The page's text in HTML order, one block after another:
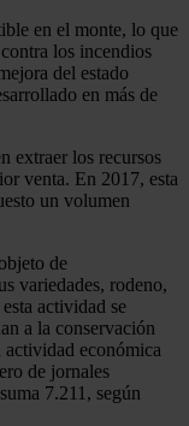
en el monte, lo que
los incendios
del estado
en más de
extraer los recursos
venta. En 2017, esta
un volumen
de
variedades, rodeno,
actividad se
a la conservación
actividad económica
de jornales
7.211, según